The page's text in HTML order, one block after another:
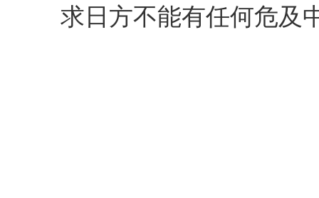
求日方不能有任何危及